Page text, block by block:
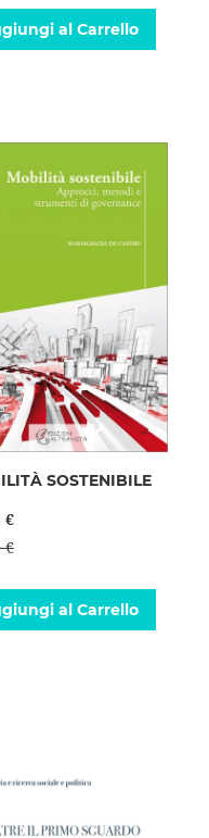
al Carrello
alla lista desideri
SOSTENIBILE
€
€
al Carrello
alla lista desideri